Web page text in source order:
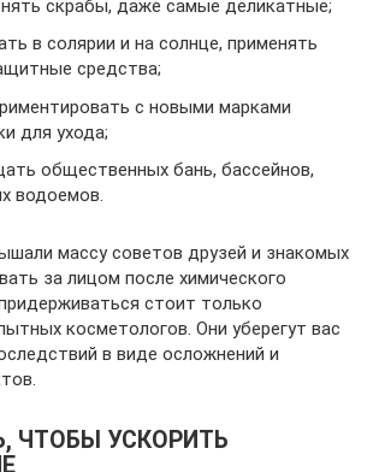
скрабы, даже самые деликатные;
в солярии и на солнце, применять
средства;
с новыми марками
для ухода;
общественных бань, бассейнов,
водоемов.
массу советов друзей и знакомых
за лицом после химического
стоит только
косметологов. Они уберегут вас
в виде осложнений и
ЧТОБЫ УСКОРИТЬ